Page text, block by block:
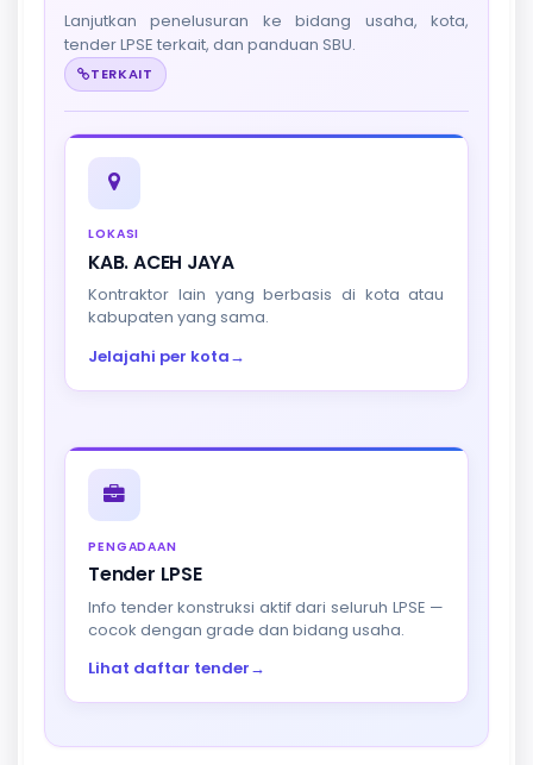
Lanjutkan penelusuran ke bidang usaha, kota,
tender LPSE terkait, dan panduan SBU.
TERKAIT
LOKASI
KAB. ACEH JAYA
Kontraktor lain yang berbasis di kota atau
kabupaten yang sama.
Jelajahi per kota→
PENGADAAN
Tender LPSE
Info tender konstruksi aktif dari seluruh LPSE —
cocok dengan grade dan bidang usaha.
Lihat daftar tender→